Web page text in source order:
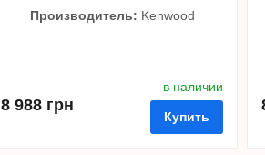
Производитель: Kenwood
8 988 грн
в наличии
Купить